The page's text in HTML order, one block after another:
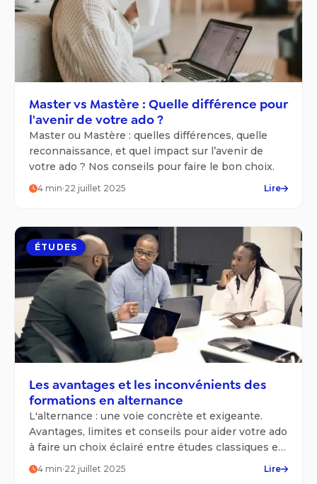
Master vs Mastère : Quelle différence pour
l'avenir de votre ado ?
Master ou Mastère : quelles différences, quelle
reconnaissance, et quel impact sur l’avenir de
votre ado ? Nos conseils pour faire le bon choix.
4 min·22 juillet 2025 Lire
ÉTUDES
Les avantages et les inconvénients des
formations en alternance
L'alternance : une voie concrète et exigeante.
Avantages, limites et conseils pour aider votre ado
à faire un choix éclairé entre études classiques et
formation en entreprise.
4 min·22 juillet 2025 Lire